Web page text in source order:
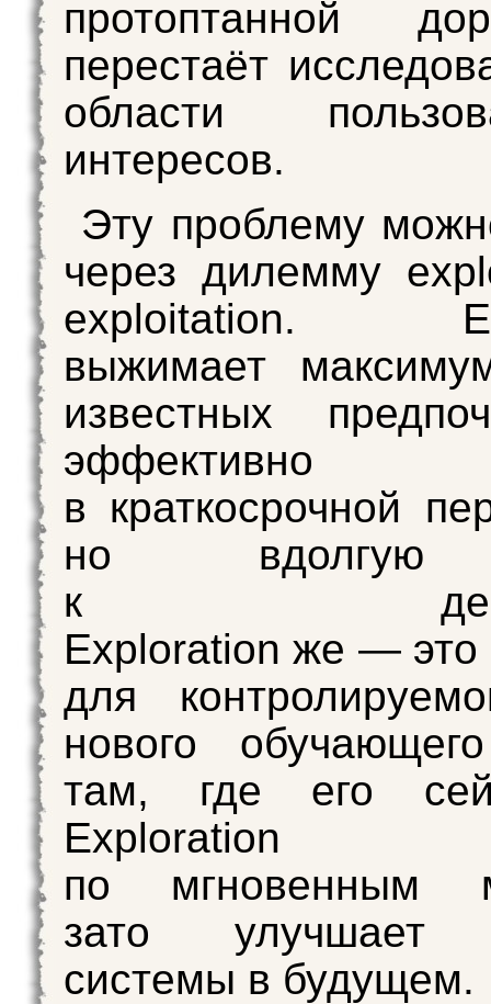
протоптанной
перестаёт
области
интересов.
Эту проблему
через дилемму
exploitation.
выжимает
известных
эффективно
в краткосрочной
но вдолгую
к
Exploration же — это
для
нового
там, где его
по мгновенным
зато улучшает
системы в будущем.